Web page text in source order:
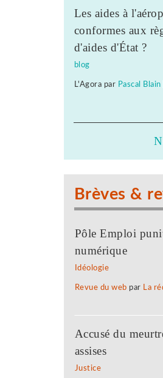
Les aides à
conformes aux
d'aides d'État ?
blog
L'Agora par Pascal Blain
Brèves &
Pôle Emploi
numérique
Idéologie
Revue du web par La
Accusé du
assises
Justice